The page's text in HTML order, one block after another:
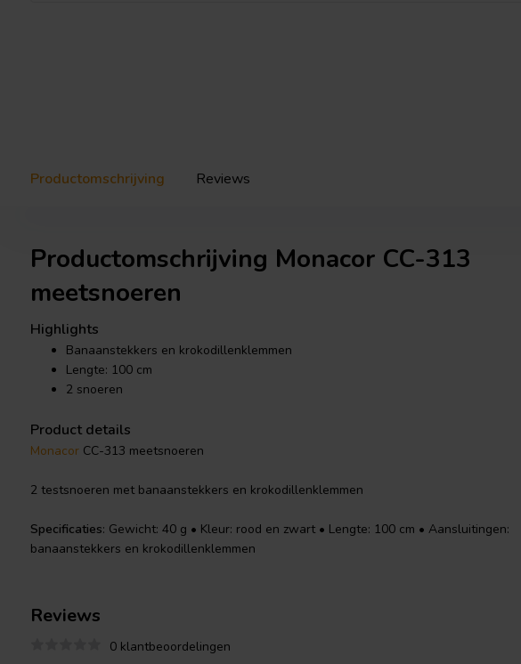
Productomschrijving Reviews
Productomschrijving Monacor CC-313
meetsnoeren
Highlights
Banaanstekkers en krokodillenklemmen
Lengte: 100 cm
2 snoeren
Product details
MonacorCC-313 meetsnoeren
2 testsnoeren met banaanstekkers en krokodillenklemmen
Specificaties: Gewicht: 40 g • Kleur: rood en zwart • Lengte: 100 cm • Aansluitingen:
banaanstekkers en krokodillenklemmen
Reviews
0 klantbeoordelingen